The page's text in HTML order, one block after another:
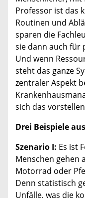
Professor ist das
Routinen und
sparen die
sie dann auch für
Und wenn
steht das ganze
zentraler Aspekt
sich das
Drei Beispiele
Szenario I: Es ist
Menschen gehen
Motorrad oder
Denn statistisch
Unfälle, was die